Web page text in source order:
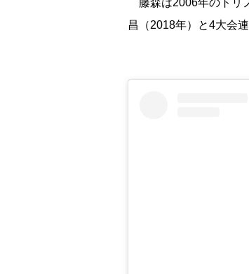
藤森は2006年のトリ
昌（2018年）と4大会